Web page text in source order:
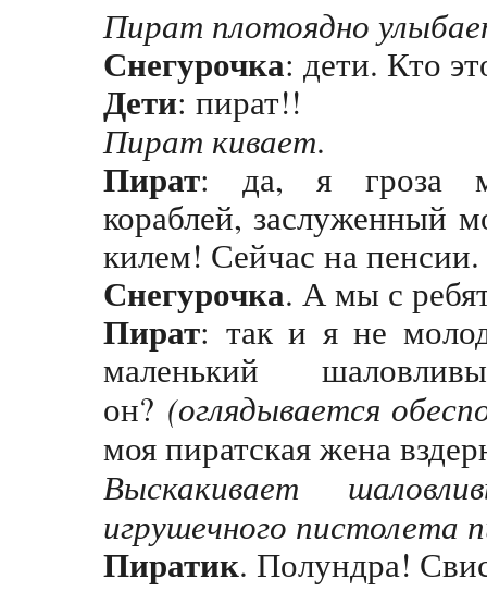
Пират плотоядно
Снегурочка: дети. Кто
Дети: пират!!
Пират кивает.
Пират: да, я гроза
кораблей, заслуженный
килем! Сейчас на пенсии.
Снегурочка. А мы с
Пират: так и я не
маленький
он? (оглядывается
моя пиратская жена
Выскакивает
игрушечного пистолета
Пиратик. Полундра!